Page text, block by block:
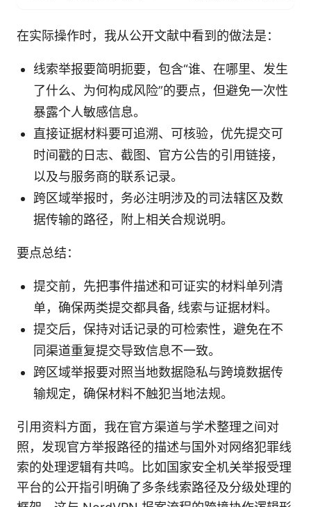
在实际操作时，我从公开文献中看到的做法是：
线索举报要简明扼要，包含“谁、在哪里、发生
了什么、为何构成风险”的要点，但避免一次性
暴露个人敏感信息。
直接证据材料要可追溯、可核验，优先提交可
时间戳的日志、截图、官方公告的引用链接，
以及与服务商的联系记录。
跨区域举报时，务必注明涉及的司法辖区及数
据传输的路径，附上相关合规说明。
要点总结：
提交前，先把事件描述和可证实的材料单列清
单，确保两类提交都具备, 线索与证据材料。
提交后，保持对话记录的可检索性，避免在不
同渠道重复提交导致信息不一致。
跨区域举报要对照当地数据隐私与跨境数据传
输规定，确保材料不触犯当地法规。
引用资料方面，我在官方渠道与学术整理之间对
照，发现官方举报路径的描述与国外对网络犯罪线
索的处理逻辑有共鸣。比如国家安全机关举报受理
平台的公开指引明确了多条线索路径及分级处理的